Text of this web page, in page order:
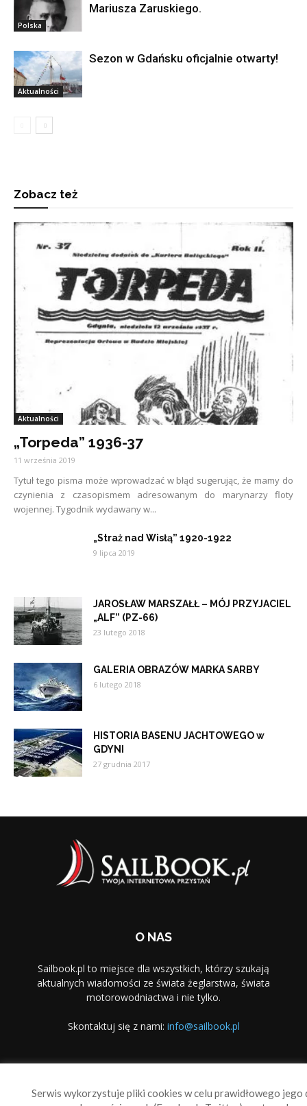
Polska
Mariusza Zaruskiego.
Aktualności
Sezon w Gdańsku oficjalnie otwarty!
Zobacz też
Aktualności
„Torpeda” 1936-37
11 września 2019
Tytuł tego pisma może wprowadzać w błąd sugerując, że mamy do
czynienia z czasopismem adresowanym do marynarzy floty
wojennej. Tygodnik wydawany w...
„Straż nad Wisłą” 1920-1922
9 lipca 2019
JAROSŁAW MARSZAŁŁ – MÓJ PRZYJACIEL
„ALF” (PZ-66)
23 lutego 2018
GALERIA OBRAZÓW MARKA SARBY
6 lutego 2018
HISTORIA BASENU JACHTOWEGO w
GDYNI
27 grudnia 2017
O NAS
Sailbook.pl to miejsce dla wszystkich, którzy szukają
aktualnych wiadomości ze świata żeglarstwa, świata
motorowodniactwa i nie tylko.
Skontaktuj się z nami: info@sailbook.pl
Serwis wykorzystuje pliki cookies w celu prawidłowego